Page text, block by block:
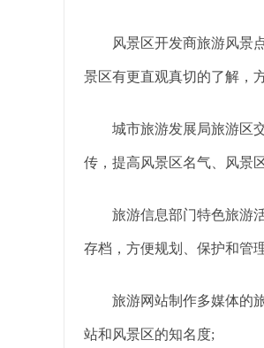
风景区开发商旅游风景点
景区有更直观真切的了解，
城市旅游发展局旅游区交
传，提高风景区名气、风景
旅游信息部门特色旅游活
存档，方便规划、保护和管
旅游网站制作多媒体的旅
站和风景区的知名度;